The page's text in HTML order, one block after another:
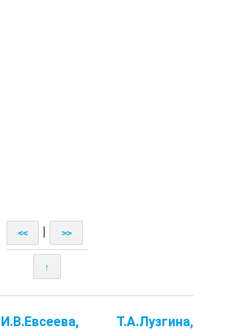
<< >>
↑
И.В.Евсеева, Т.А.Лузгина,